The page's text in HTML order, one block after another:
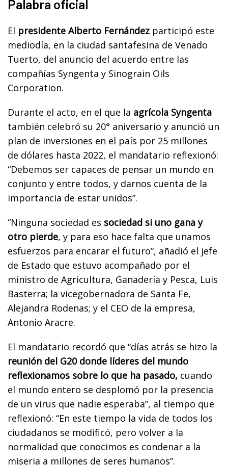
Palabra oficial
El presidente Alberto Fernández participó este
mediodía, en la ciudad santafesina de Venado
Tuerto, del anuncio del acuerdo entre las
compañías Syngenta y Sinograin Oils
Corporation.
Durante el acto, en el que la agrícola Syngenta
también celebró su 20° aniversario y anunció un
plan de inversiones en el país por 25 millones
de dólares hasta 2022, el mandatario reflexionó:
“Debemos ser capaces de pensar un mundo en
conjunto y entre todos, y darnos cuenta de la
importancia de estar unidos”.
“Ninguna sociedad es sociedad si uno gana y
otro pierde, y para eso hace falta que unamos
esfuerzos para encarar el futuro”, añadió el jefe
de Estado que estuvo acompañado por el
ministro de Agricultura, Ganadería y Pesca, Luis
Basterra; la vicegobernadora de Santa Fe,
Alejandra Rodenas; y el CEO de la empresa,
Antonio Aracre.
El mandatario recordó que “días atrás se hizo la
reunión del G20 donde líderes del mundo
reflexionamos sobre lo que ha pasado, cuando
el mundo entero se desplomó por la presencia
de un virus que nadie esperaba”, al tiempo que
reflexionó: “En este tiempo la vida de todos los
ciudadanos se modificó, pero volver a la
normalidad que conocimos es condenar a la
miseria a millones de seres humanos”.